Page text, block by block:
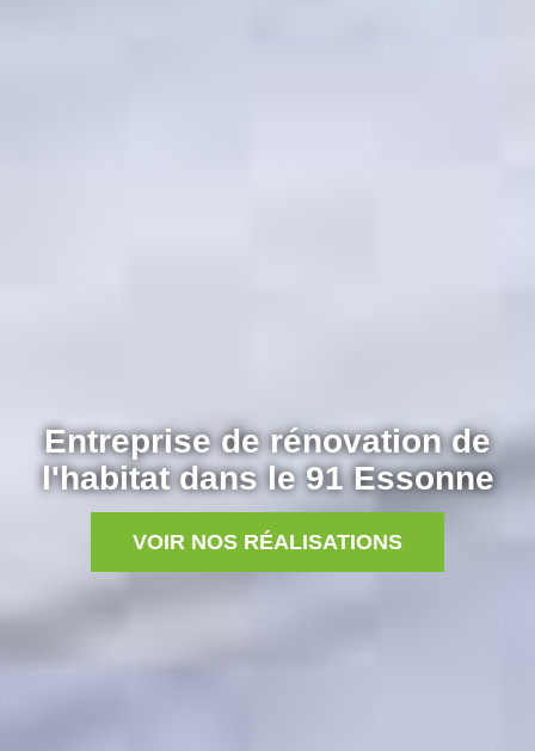
Entreprise de rénovation de
l'habitat dans le 91 Essonne
VOIR NOS RÉALISATIONS